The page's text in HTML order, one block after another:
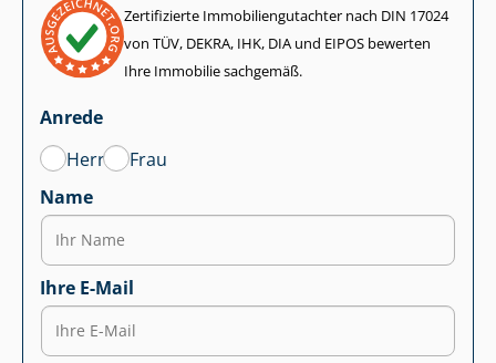
Zertifizierte Im­mo­bi­li­en­gut­ach­ter nach DIN 17024
von TÜV, DEKRA, IHK, DIA und EIPOS bewerten
Ihre Immobilie sachgemäß.
Anrede
Herr
Frau
Name
Ihre E-Mail